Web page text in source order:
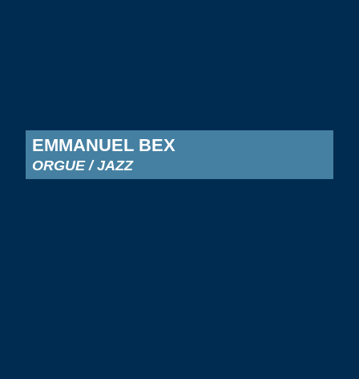
EMMANUEL BEX
ORGUE / JAZZ